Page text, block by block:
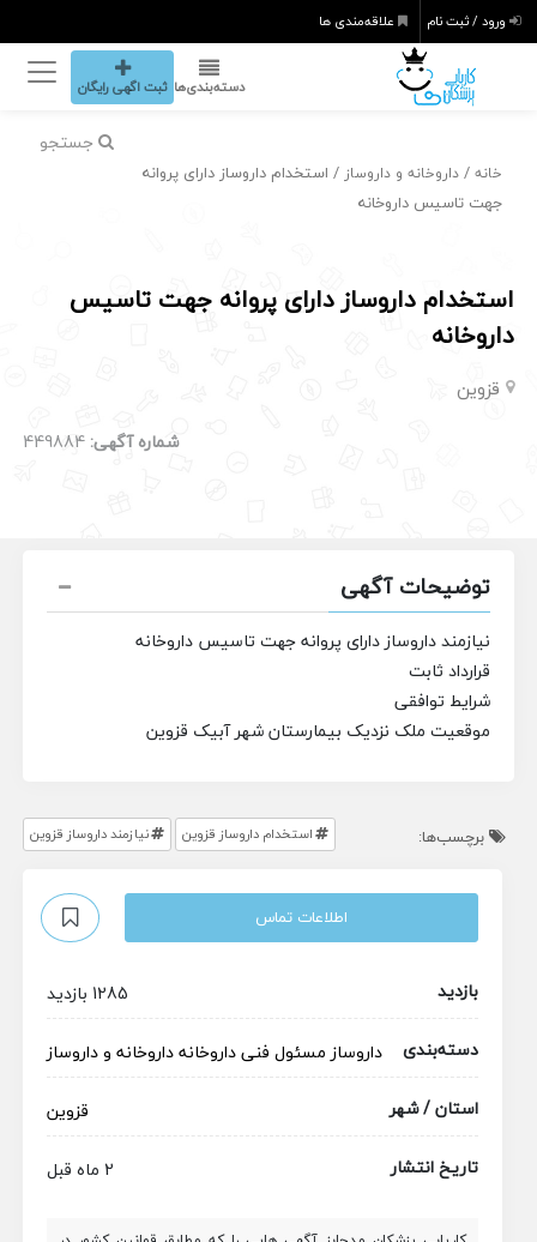
ورود / ثبت نام علاقه‌مندی ها
دسته‌بندی‌ها ثبت اگهی رایگان
جستجو
خانه /داروخانه و داروساز / استخدام داروساز دارای پروانه
جهت تاسیس داروخانه
استخدام داروساز دارای پروانه جهت تاسیس
داروخانه
قزوین
شماره آگهی: 449884
توضیحات آگهی
نیازمند داروساز دارای پروانه جهت تاسیس داروخانه
قرارداد ثابت
شرایط توافقی
موقعیت ملک نزدیک بیمارستان شهر آبیک قزوین
برچسب‌ها: استخدام داروساز قزوین نیازمند داروساز قزوین
اطلاعات تماس
بازدید
1285 بازدید
دسته‌بندی
داروساز مسئول فنی داروخانهداروخانه و داروساز
استان / شهر
قزوین
تاریخ انتشار
2 ماه قبل